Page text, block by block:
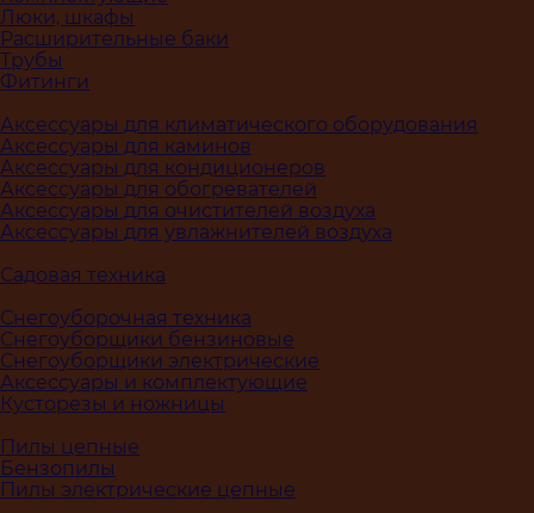
Люки, шкафы
Расширительные баки
Трубы
Фитинги
Аксессуары для климатического оборудования
Аксессуары для каминов
Аксессуары для кондиционеров
Аксессуары для обогревателей
Аксессуары для очистителей воздуха
Аксессуары для увлажнителей воздуха
Садовая техника
Снегоуборочная техника
Снегоуборщики бензиновые
Снегоуборщики электрические
Аксессуары и комплектующие
Кусторезы и ножницы
Пилы цепные
Бензопилы
Пилы электрические цепные